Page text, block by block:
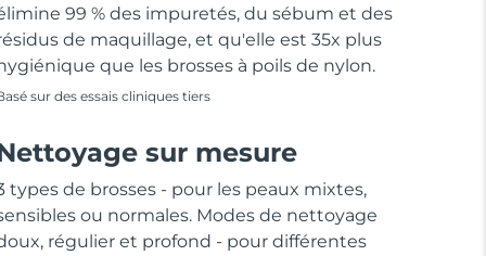
99 % des impuretés, du sébum et des
de maquillage, et qu'elle est 35x plus
que les brosses à poils de nylon.
sur des essais cliniques tiers
sur mesure
types de brosses - pour les peaux mixtes,
ou normales. Modes de nettoyage
régulier et profond - pour différentes